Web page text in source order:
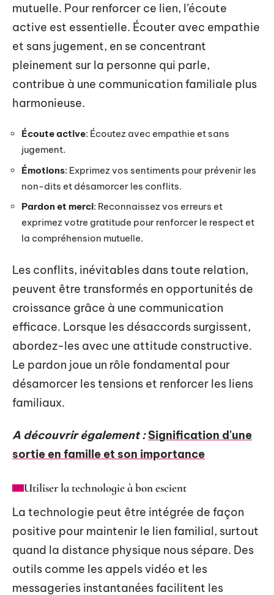
mutuelle. Pour renforcer ce lien, l’écoute
active est essentielle. Écouter avec empathie
et sans jugement, en se concentrant
pleinement sur la personne qui parle,
contribue à une communication familiale plus
harmonieuse.
Écoute active: Écoutez avec empathie et sans
jugement.
Émotions: Exprimez vos sentiments pour prévenir les
non-dits et désamorcer les conflits.
Pardon et merci: Reconnaissez vos erreurs et
exprimez votre gratitude pour renforcer le respect et
la compréhension mutuelle.
Les conflits, inévitables dans toute relation,
peuvent être transformés en opportunités de
croissance grâce à une communication
efficace. Lorsque les désaccords surgissent,
abordez-les avec une attitude constructive.
Le pardon joue un rôle fondamental pour
désamorcer les tensions et renforcer les liens
familiaux.
A découvrir également : Signification d'une
sortie en famille et son importance
Utiliser la technologie à bon escient
La technologie peut être intégrée de façon
positive pour maintenir le lien familial, surtout
quand la distance physique nous sépare. Des
outils comme les appels vidéo et les
messageries instantanées facilitent les